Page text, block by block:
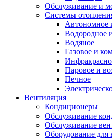
Обслуживание и
Системы
Автономное
Водородное
Водяное
Газовое и
Паровое и
Печное
Вентиляция
Кондиционеры
Обслуживание
Обслуживание
Оборудование для